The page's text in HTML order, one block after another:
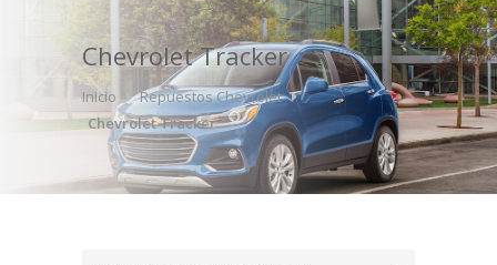
Chevrolet Tracker
Inicio
Repuestos Chevrolet
Chevrolet Tracker